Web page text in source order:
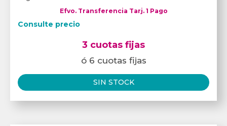
Efvo. Transferencia Tarj. 1 Pago
Consulte precio
3 cuotas fijas
ó 6 cuotas fijas
SIN STOCK